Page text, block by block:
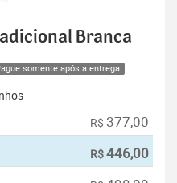
Branca
somente após a entrega
R$ 377,00
R$446,00